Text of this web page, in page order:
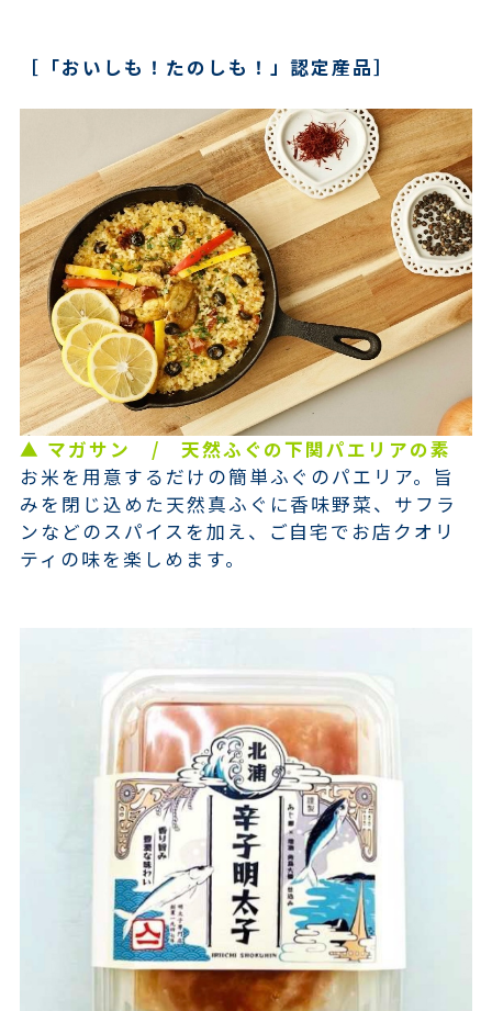
［「おいしも！たのしも！」認定産品］
▲ マガサン / 天然ふぐの下関パエリアの素
お米を用意するだけの簡単ふぐのパエリア。旨
みを閉じ込めた天然真ふぐに香味野菜、サフラ
ンなどのスパイスを加え、ご自宅でお店クオリ
ティの味を楽しめます。